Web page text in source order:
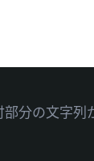
分の文字